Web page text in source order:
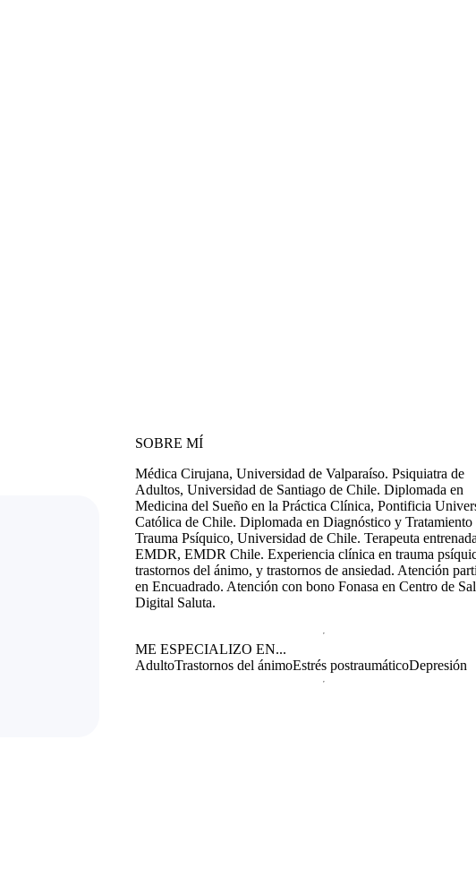
SOBRE MÍ
Médica Cirujana, Universidad de Valparaíso. Psiquiatra de
Adultos, Universidad de Santiago de Chile. Diplomada en
Medicina del Sueño en la Práctica Clínica, Pontificia
Católica de Chile. Diplomada en Diagnóstico y Tratamiento
Trauma Psíquico, Universidad de Chile. Terapeuta
EMDR, EMDR Chile. Experiencia clínica en trauma
trastornos del ánimo, y trastornos de ansiedad. Atención
en Encuadrado. Atención con bono Fonasa en Centro de
Digital Saluta.
ME ESPECIALIZO EN...
AdultoTrastornos del ánimoEstrés postraumáticoDepresión